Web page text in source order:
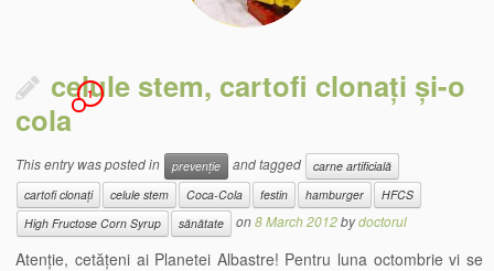
celule stem, cartofi clonați și-o
cola
1
This entry was posted in prevenție and tagged
carne artificială
cartofi clonați
celule stem Coca-Cola festin hamburger
HFCS
High Fructose Corn Syrup
sănătate on8 March 2012bydoctorul
Atenție, cetățeni ai Planetei Albastre! Pentru luna octombrie vi se